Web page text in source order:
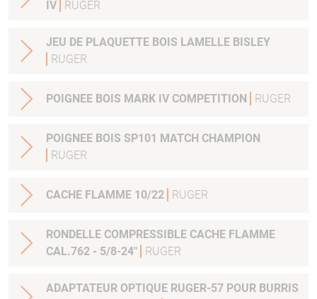
IV
RUGER
JEU DE PLAQUETTE BOIS LAMELLE BISLEY
RUGER
POIGNEE BOIS MARK IV COMPETITION RUGER
POIGNEE BOIS SP101 MATCH CHAMPION
RUGER
CACHE FLAMME 10/22 RUGER
RONDELLE COMPRESSIBLE CACHE FLAMME
CAL.762 - 5/8-24"
RUGER
ADAPTATEUR OPTIQUE RUGER-57 POUR BURRIS